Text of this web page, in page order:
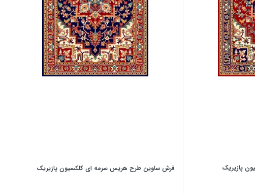
پازیریک فرش ساوین طرح هریس سرمه ای کلکسیون پازیریک